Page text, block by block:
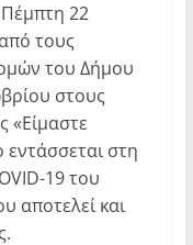
22
τους
του Δήμου
στους
«Είμαστε
εντάσσεται στη
19 του
αποτελεί και